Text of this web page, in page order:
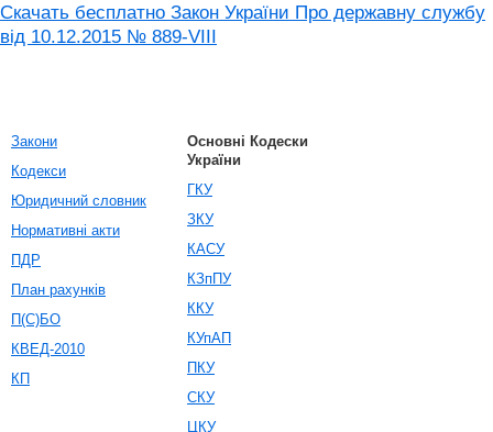
Скачать бесплатно Закон України Про державну службу
від 10.12.2015 № 889-VIII
Закони
Кодекси
Юридичний словник
Нормативні акти
ПДР
План рахунків
П(С)БО
КВЕД-2010
КП
Основні Кодески
України
ГКУ
ЗКУ
КАСУ
КЗпПУ
ККУ
КУпАП
ПКУ
СКУ
ЦКУ